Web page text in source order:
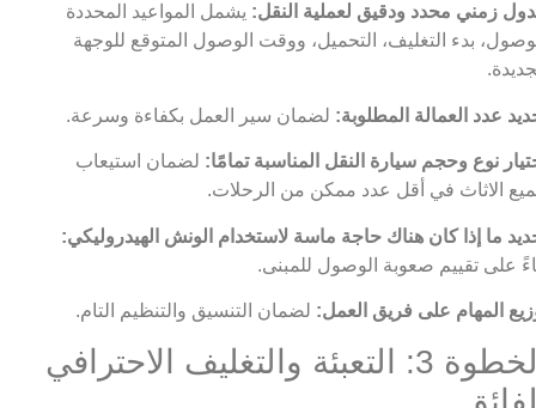
زمني محدد ودقيق لعملية النقل: يشمل المواعيد المحددة
بدء التغليف، التحميل، ووقت الوصول المتوقع للوجهة
عدد العمالة المطلوبة: لضمان سير العمل بكفاءة وسرعة.
نوع وحجم سيارة النقل المناسبة تمامًا: لضمان استيعاب
الاثاث في أقل عدد ممكن من الرحلات.
ما إذا كان هناك حاجة ماسة لاستخدام الونش الهيدروليكي:
على تقييم صعوبة الوصول للمبنى.
المهام على فريق العمل: لضمان التنسيق والتنظيم التام.
الخطوة 3: التعبئة والتغليف الاحترافي